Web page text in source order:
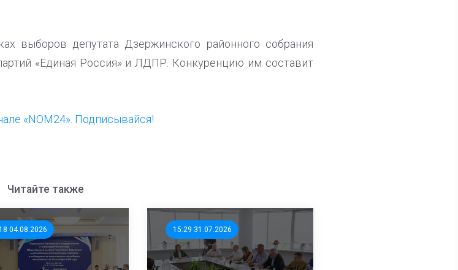
выборов депутата Дзержинского районного собрания
«Единая Россия» и ЛДПР. Конкуренцию им составит
«NOM24». Подписывайся!
Читайте также
04.08.2026 15:29 31.07.2026